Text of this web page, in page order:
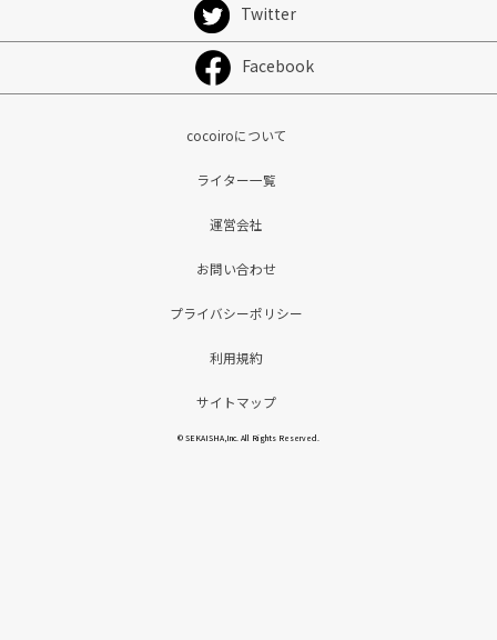
Twitter
Facebook
cocoiroについて
ライター一覧
運営会社
お問い合わせ
プライバシーポリシー
利用規約
サイトマップ
© SEKAISHA,Inc. All Rights Reserved.